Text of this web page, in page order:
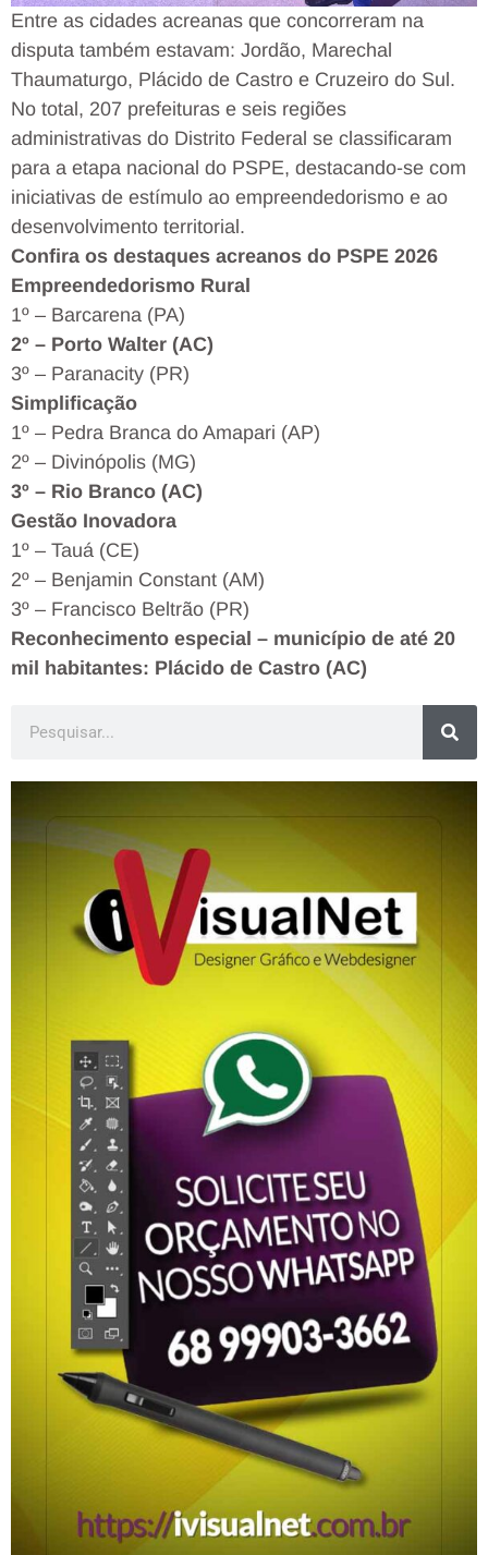
Entre as cidades acreanas que concorreram na
disputa também estavam: Jordão, Marechal
Thaumaturgo, Plácido de Castro e Cruzeiro do Sul.
No total, 207 prefeituras e seis regiões
administrativas do Distrito Federal se classificaram
para a etapa nacional do PSPE, destacando-se com
iniciativas de estímulo ao empreendedorismo e ao
desenvolvimento territorial.
Confira os destaques acreanos do PSPE 2026
Empreendedorismo Rural
1º – Barcarena (PA)
2º – Porto Walter (AC)
3º – Paranacity (PR)
Simplificação
1º – Pedra Branca do Amapari (AP)
2º – Divinópolis (MG)
3º – Rio Branco (AC)
Gestão Inovadora
1º – Tauá (CE)
2º – Benjamin Constant (AM)
3º – Francisco Beltrão (PR)
Reconhecimento especial – município de até 20
mil habitantes: Plácido de Castro (AC)